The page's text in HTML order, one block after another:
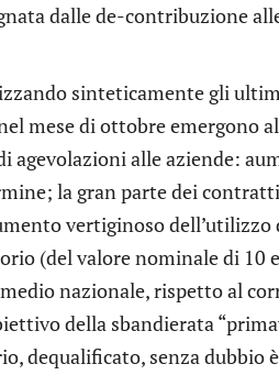
dalle de-contribuzione
sinteticamente gli
mese di ottobre emergono
agevolazioni alle aziende:
la gran parte dei
vertiginoso dell’utilizzo
(del valore nominale di 10
nazionale, rispetto al
della sbandierata
dequalificato, senza